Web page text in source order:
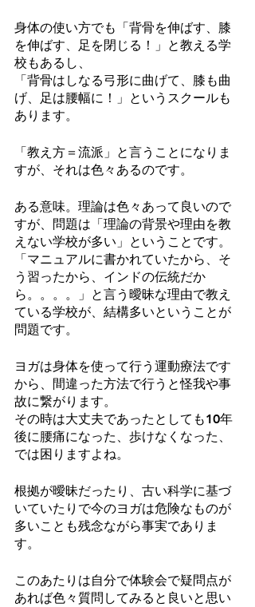
身体の使い方でも「背骨を伸ばす、膝
を伸ばす、足を閉じる！」と教える学
校もあるし、
「背骨はしなる弓形に曲げて、膝も曲
げ、足は腰幅に！」というスクールも
あります。
「教え方＝流派」と言うことになりま
すが、それは色々あるのです。
ある意味。理論は色々あって良いので
すが、問題は「理論の背景や理由を教
えない学校が多い」ということです。
「マニュアルに書かれていたから、そ
う習ったから、インドの伝統だか
ら。。。。」と言う曖昧な理由で教え
ている学校が、結構多いということが
問題です。
ヨガは身体を使って行う運動療法です
から、間違った方法で行うと怪我や事
故に繋がります。
その時は大丈夫であったとしても10年
後に腰痛になった、歩けなくなった、
では困りますよね。
根拠が曖昧だったり、古い科学に基づ
いていたりで今のヨガは危険なものが
多いことも残念ながら事実でありま
す。
このあたりは自分で体験会で疑問点が
あれば色々質問してみると良いと思い